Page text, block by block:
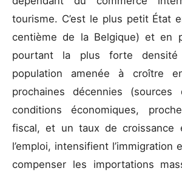
tourisme. C’est le plus petit État
centième de la Belgique) et en
pourtant la plus forte densité
population amenée à croître
prochaines décennies (sources
conditions économiques,
fiscal, et un taux de croissance
l’emploi, intensifient l’immigration
compenser les importations